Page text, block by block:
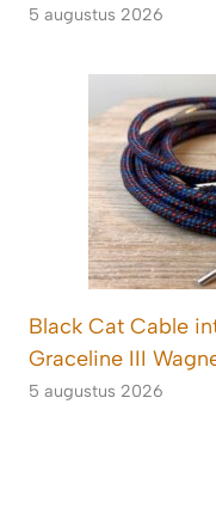
5 augustus 2026
Black Cat Cable
Graceline III
5 augustus 2026